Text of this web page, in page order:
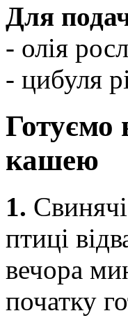
Для
- олія
- цибуля
Готуємо
кашею
1.
птиці
вечора
початку